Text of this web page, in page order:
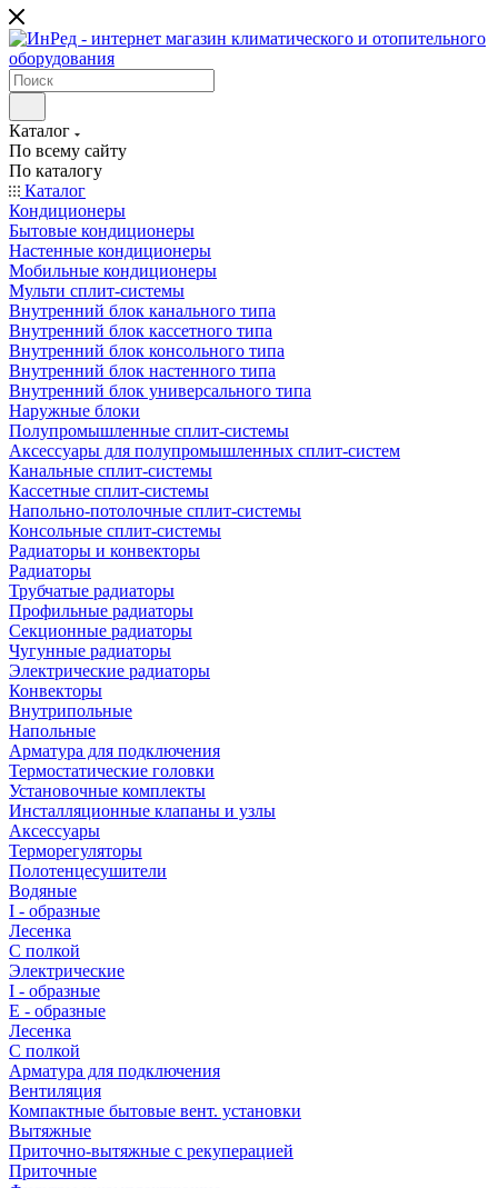
Каталог
По всему сайту
По каталогу
Каталог
Кондиционеры
Бытовые кондиционеры
Настенные кондиционеры
Мобильные кондиционеры
Мульти сплит-системы
Внутренний блок канального типа
Внутренний блок кассетного типа
Внутренний блок консольного типа
Внутренний блок настенного типа
Внутренний блок универсального типа
Наружные блоки
Полупромышленные сплит-системы
Аксессуары для полупромышленных сплит-систем
Канальные сплит-системы
Кассетные сплит-системы
Напольно-потолочные сплит-системы
Консольные сплит-системы
Радиаторы и конвекторы
Радиаторы
Трубчатые радиаторы
Профильные радиаторы
Секционные радиаторы
Чугунные радиаторы
Электрические радиаторы
Конвекторы
Внутрипольные
Напольные
Арматура для подключения
Термостатические головки
Установочные комплекты
Инсталляционные клапаны и узлы
Аксессуары
Терморегуляторы
Полотенцесушители
Водяные
I - образные
Лесенка
С полкой
Электрические
I - образные
E - образные
Лесенка
С полкой
Арматура для подключения
Вентиляция
Компактные бытовые вент. установки
Вытяжные
Приточно-вытяжные с рекуперацией
Приточные